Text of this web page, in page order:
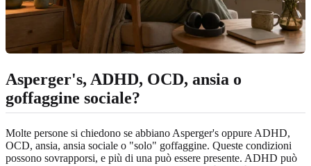
Asperger's, ADHD, OCD, ansia o
goffaggine sociale?
Molte persone si chiedono se abbiano Asperger's oppure ADHD,
OCD, ansia, ansia sociale o "solo" goffaggine. Queste condizioni
possono sovrapporsi, e più di una può essere presente. ADHD può